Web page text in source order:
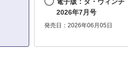
2026年7月号
発売日：2026年06月05日